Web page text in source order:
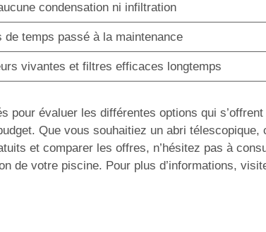
condensation ni infiltration
de temps passé à la maintenance
vivantes et filtres efficaces longtemps
pour évaluer les différentes options qui
Que vous souhaitiez un abri télescopique,
et comparer les offres, n’hésitez pas à
de votre piscine. Pour plus d’informations,